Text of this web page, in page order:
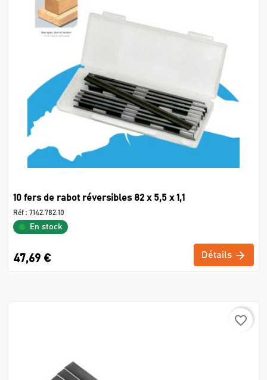
10 fers de rabot réversibles 82 x 5,5 x 1,1
Réf : 7142.782.10
En stock
47,69 € Détails
favorite_border